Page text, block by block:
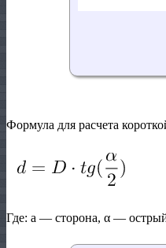
Формула для расчета
Где: a — сторона, α —